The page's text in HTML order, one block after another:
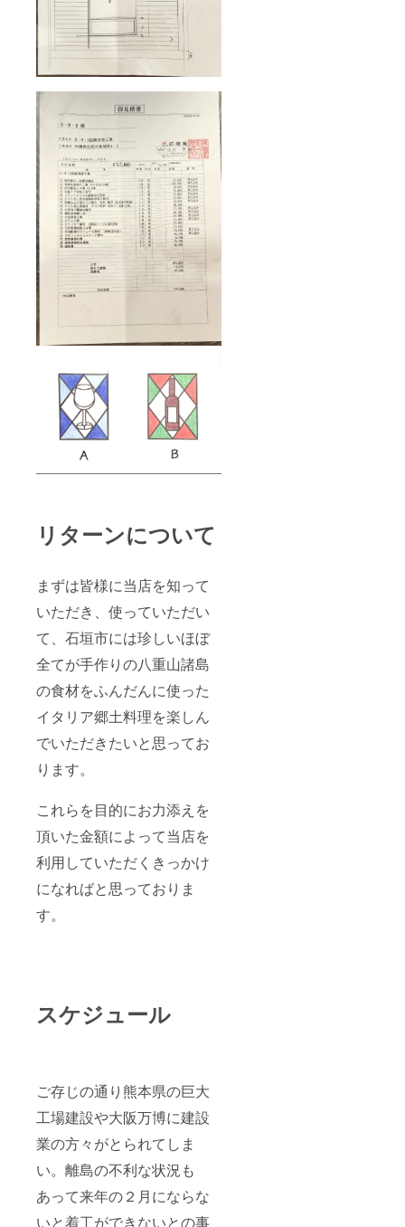
リターンについて
まずは皆様に当店を知って
いただき、使っていただい
て、石垣市には珍しいほぼ
全てが手作りの八重山諸島
の食材をふんだんに使った
イタリア郷土料理を楽しん
でいただきたいと思ってお
ります。
これらを目的にお力添えを
頂いた金額によって当店を
利用していただくきっかけ
になればと思っておりま
す。
スケジュール
ご存じの通り熊本県の巨大
工場建設や大阪万博に建設
業の方々がとられてしま
い。離島の不利な状況も
あって来年の２月にならな
いと着工ができないとの事